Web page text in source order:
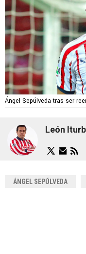
Ángel Sepúlveda tras ser
León
ÁNGEL SEPÚLVEDA